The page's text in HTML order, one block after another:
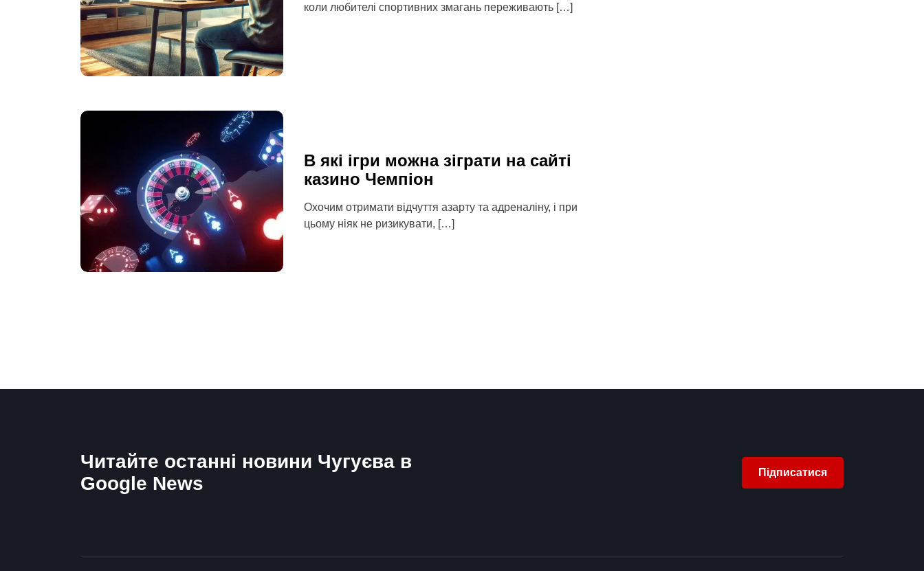
коли любителі спортивних змагань переживають […]
В які ігри можна зіграти на сайті
казино Чемпіон
Охочим отримати відчуття азарту та адреналіну, і при
цьому ніяк не ризикувати, […]
Читайте останні новини Чугуєва в
Google News
Підписатися